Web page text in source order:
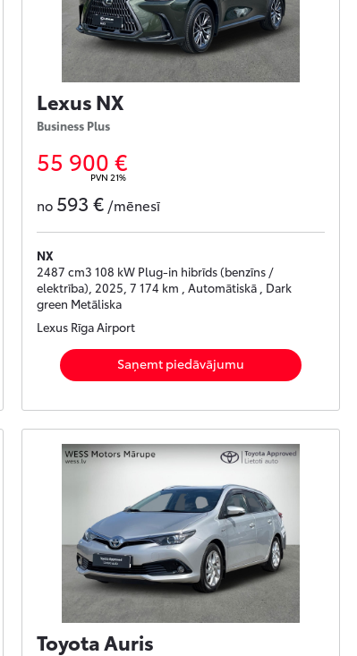
Lexus NX
Business Plus
55 900 €
PVN 21%
no 593 €/mēnesī
NX
2487 cm3 108 kW Plug-in hibrīds (benzīns /
elektrība), 2025, 7 174 km , Automātiskā , Dark
green Metāliska
Lexus Rīga Airport
Saņemt piedāvājumu
Toyota Auris